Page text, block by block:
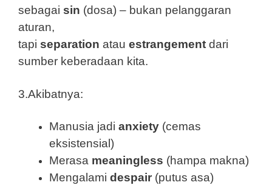
sebagai sin (dosa) – bukan pelanggaran
aturan,
tapi separation atau estrangement dari
sumber keberadaan kita.
3.Akibatnya:
Manusia jadi anxiety (cemas
eksistensial)
Merasa meaningless (hampa makna)
Mengalami despair (putus asa)